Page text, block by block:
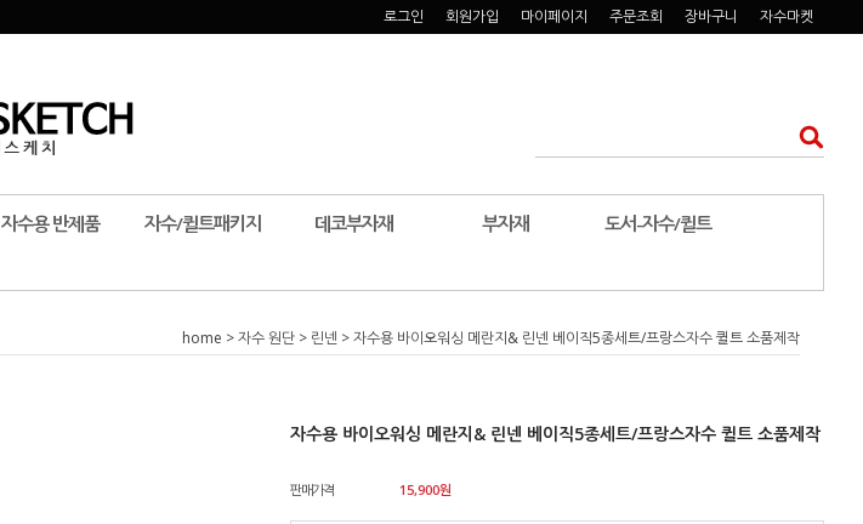
로그인 회원가입 마이페이지 주문조회 장바구니 자수마켓
자수용 반제품 자수/퀼트패키지 데코부자재 부자재
도서-자수/퀼트
home >자수 원단 > 린넨 > 자수용 바이오워싱 메란지& 린넨 베이직5종세트/프랑스자수 퀼트 소품제작
자수용 바이오워싱 메란지& 린넨 베이직5종세트/프랑스자수 퀼트 소품제작
판매가격 15,900원